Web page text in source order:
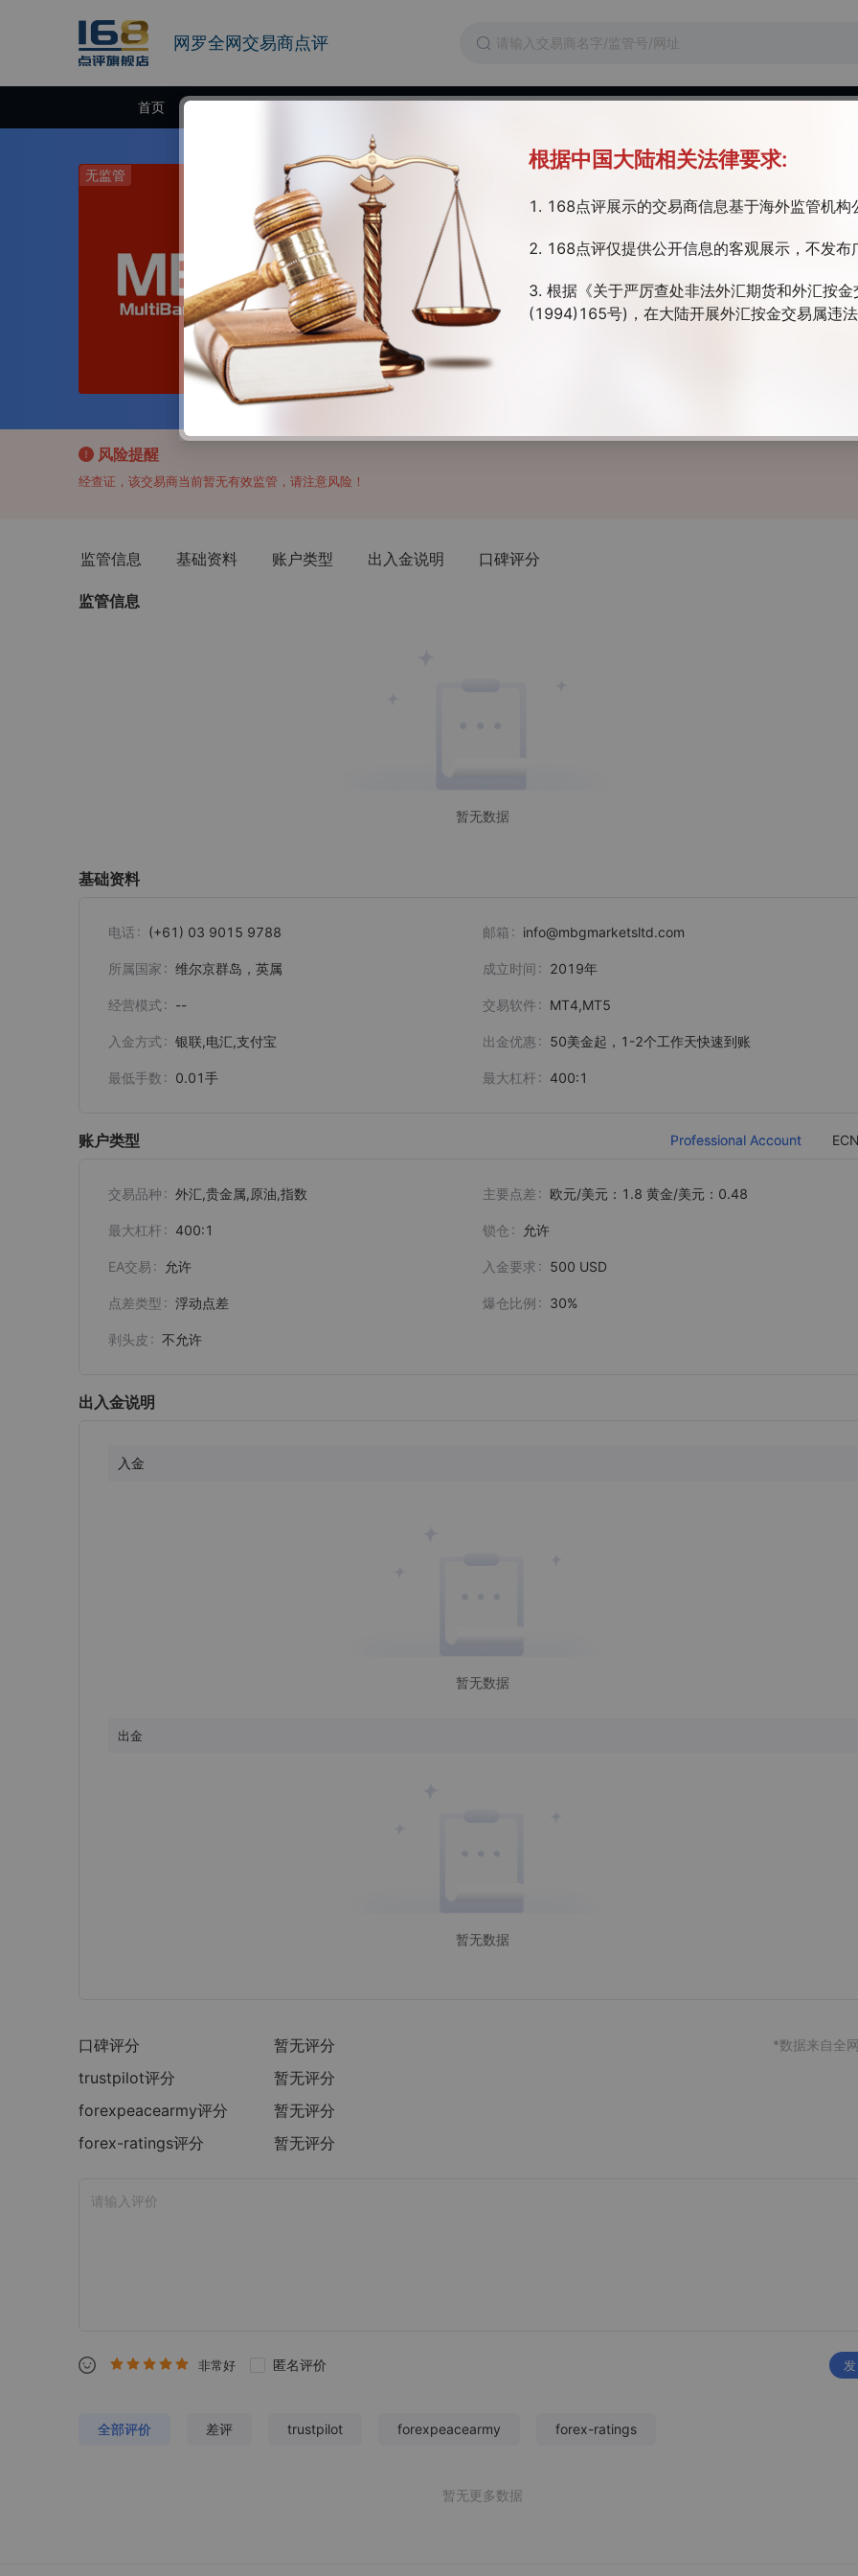
网罗全网交易商点评
首页
无监管 MBG Markets
2-5年 | 监管牌照存疑 | 主标MT4/5 | 区域性交易商
MBG Markets是MultiBank集团旗下MultiBank FX International Corporation注册的顶级
品牌。MultiBank FX International Corporation于2006年在英属维尔京群岛（BVI）成立
公司注册号1377324；并由英属维尔京群岛金融服务委员会（FSC）授权和监管，金融服
牌照号SIBA/L/14/1068。
风险提醒
经查证，该交易商当前暂无有效监管，请注意风险！
监管信息 基础资料 账户类型 出入金说明 口碑评分
监管信息
暂无数据
基础资料
电话 (+61) 03 9015 9788 邮箱 info@mbgmarketsltd.com
所属国家 维尔京群岛，英属 成立时间 2019年
经营模式 -- 交易软件 MT4,MT5
入金方式 银联,电汇,支付宝 出金优惠 50美金起，1-2个工作天快速到账
最低手数 0.01手 最大杠杆 400:1
账户类型 Professional Account
交易品种 外汇,贵金属,原油,指数 主要点差 欧元/美元：1.8 黄金/美元：0.48
最大杠杆 400:1 锁仓 允许
EA交易 允许 入金要求 500 USD
点差类型 浮动点差 爆仓比例 30%
剥头皮 不允许
出入金说明
入金
暂无数据
出金
暂无数据
口碑评分 暂无评分 *数据来自全
trustpilot评分
暂无评分
forexpeacearmy评分
暂无评分
forex-ratings评分 暂无评分
非常好 匿名评价
全部评价 差评 trustpilot forexpeacearmy forex-ratings
暂无更多数据
根据中国大陆相关法律要求:
1. 168点评展示的交易商信息基于海外监管机构
2. 168点评仅提供公开信息的客观展示，不发布
3. 根据《关于严厉查处非法外汇期货和外汇按
(1994)165号)，在大陆开展外汇按金交易属违